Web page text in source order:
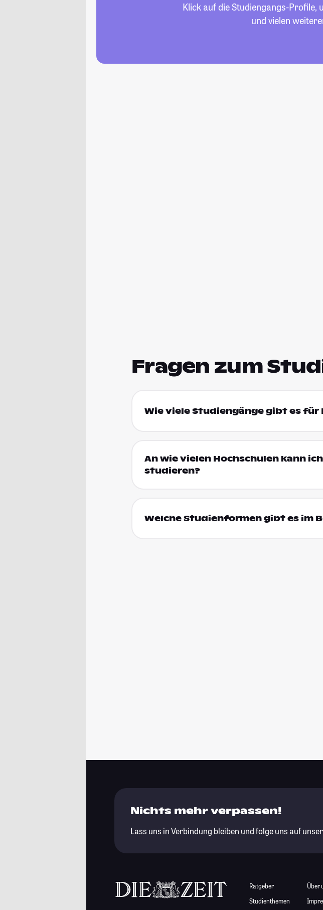
Klick auf die Studiengangs-Profile,
und vielen
Fragen zum
Wie viele Studiengänge gibt es
An wie vielen Hochschulen kann
studieren?
Welche Studienformen gibt es im
Nichts mehr verpassen!
Lass uns in Verbindung bleiben und folge uns auf
Ratgeber
Studienthemen
Über